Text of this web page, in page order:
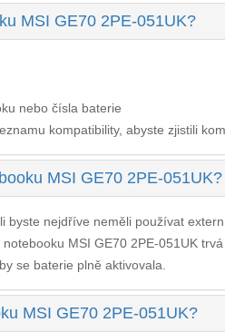
MSI GE70 2PE-051UK?
nebo čísla baterie
kompatibility, abyste zjistili
MSI GE70 2PE-051UK?
nejdříve neměli používat
notebooku MSI GE70 2PE-051UK
se baterie plně aktivovala.
MSI GE70 2PE-051UK?